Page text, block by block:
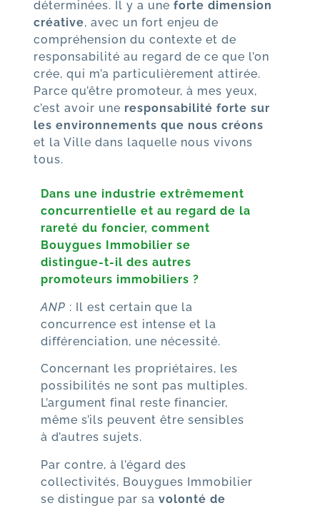
déterminées. Il y a une forte dimension
créative, avec un fort enjeu de
compréhension du contexte et de
responsabilité au regard de ce que l’on
crée, qui m’a particulièrement attirée.
Parce qu’être promoteur, à mes yeux,
c’est avoir une responsabilité forte sur
les environnements que nous créons
et la Ville dans laquelle nous vivons
tous.
Dans une industrie extrêmement
concurrentielle et au regard de la
rareté du foncier, comment
Bouygues Immobilier se
distingue-t-il des autres
promoteurs immobiliers ?
ANP : Il est certain que la
concurrence est intense et la
différenciation, une nécessité.
Concernant les propriétaires, les
possibilités ne sont pas multiples.
L’argument final reste financier,
même s’ils peuvent être sensibles
à d’autres sujets.
Par contre, à l’égard des
collectivités, Bouygues Immobilier
se distingue par sa volonté de